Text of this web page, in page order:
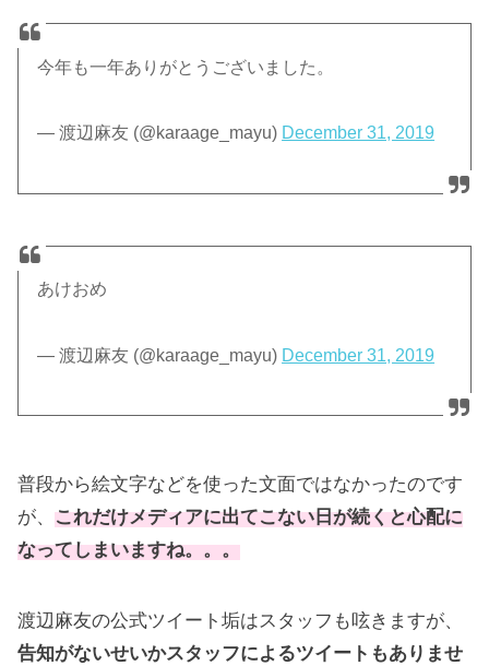
今年も一年ありがとうございました。
— 渡辺麻友 (@karaage_mayu) December 31, 2019
あけおめ
— 渡辺麻友 (@karaage_mayu) December 31, 2019
普段から絵文字などを使った文面ではなかったのです
が、これだけメディアに出てこない日が続くと心配に
なってしまいますね。。。
渡辺麻友の公式ツイート垢はスタッフも呟きますが、
告知がないせいかスタッフによるツイートもありませ